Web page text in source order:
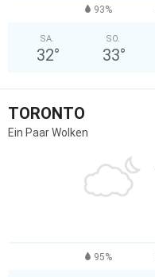
93%
SA.
32°
SO.
33°
TORONTO
Ein Paar Wolken
95%